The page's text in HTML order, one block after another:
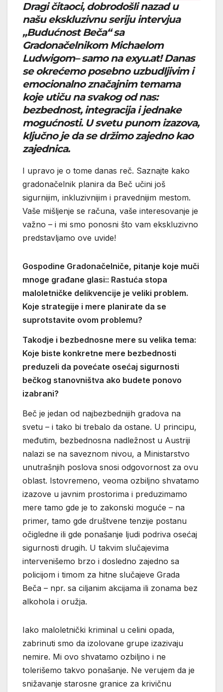
Dragi čitaoci, dobrodošli nazad u
našu ekskluzivnu seriju intervjua
„Budućnost Beča“ sa
Gradonačelnikom Michaelom
Ludwigom– samo na exyu.at! Danas
se okrećemo posebno uzbudljivim i
emocionalno značajnim temama
koje utiču na svakog od nas:
bezbednost, integracija i jednake
mogućnosti. U svetu punom izazova,
ključno je da se držimo zajedno kao
zajednica.
I upravo je o tome danas reč. Saznajte kako
gradonačelnik planira da Beč učini još
sigurnijim, inkluzivnijim i pravednijim mestom.
Vaše mišljenje se računa, vaše interesovanje je
važno – i mi smo ponosni što vam ekskluzivno
predstavljamo ove uvide!
Gospodine Gradonačelniče, pitanje koje muči
mnoge građane glasi:: Rastuća stopa
maloletničke delikvencije je veliki problem.
Koje strategije i mere planirate da se
suprotstavite ovom problemu?
Takodje i bezbednosne mere su velika tema:
Koje biste konkretne mere bezbednosti
preduzeli da povećate osećaj sigurnosti
bečkog stanovništva ako budete ponovo
izabrani?
Beč je jedan od najbezbednijih gradova na
svetu – i tako bi trebalo da ostane. U principu,
međutim, bezbednosna nadležnost u Austriji
nalazi se na saveznom nivou, a Ministarstvo
unutrašnjih poslova snosi odgovornost za ovu
oblast. Istovremeno, veoma ozbiljno shvatamo
izazove u javnim prostorima i preduzimamo
mere tamo gde je to zakonski moguće – na
primer, tamo gde društvene tenzije postanu
očigledne ili gde ponašanje ljudi podriva osećaj
sigurnosti drugih. U takvim slučajevima
intervenišemo brzo i dosledno zajedno sa
policijom i timom za hitne slučajeve Grada
Beča – npr. sa ciljanim akcijama ili zonama bez
alkohola i oružja.
Iako maloletnički kriminal u celini opada,
zabrinuti smo da izolovane grupe izazivaju
nemire. Mi ovo shvatamo ozbiljno i ne
tolerišemo takvo ponašanje. Ne verujem da je
snižavanje starosne granice za krivičnu